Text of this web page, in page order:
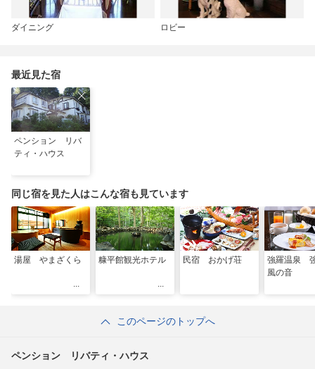
ダイニング ロビー
最近見た宿
ペンション リバ
ティ・ハウス
同じ宿を見た人はこんな宿も見ています
湯屋 やまざくら 糠平館観光ホテル 民宿 おかげ荘
強羅温泉
風の音
このページのトップへ
ペンション リバティ・ハウス